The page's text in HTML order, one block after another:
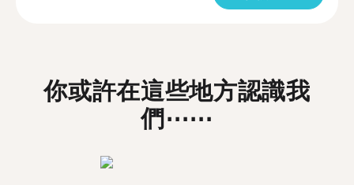
你或許在這些地方認識我
們⋯⋯